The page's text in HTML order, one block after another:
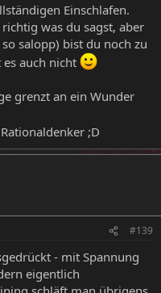
Einschlafen.
was du sagst, aber
salopp) bist du noch zu
auch nicht
grenzt an ein Wunder
;D
#139
- mit Spannung
eigentlich